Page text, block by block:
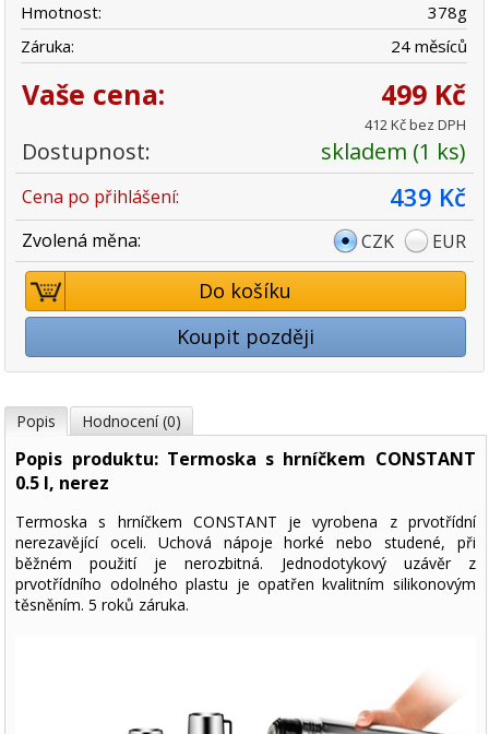
Hmotnost:
378g
Záruka:
24 měsíců
Vaše cena: 499 Kč
412 Kč bez DPH
Dostupnost: skladem (1 ks)
Cena po přihlášení: 439 Kč
Zvolená měna: CZK EUR
Do košíku
Koupit později
Popis Hodnocení (0)
Popis produktu: Termoska s hrníčkem CONSTANT
0.5 l, nerez
Termoska s hrníčkem CONSTANT je vyrobena z prvotřídní
nerezavějící oceli. Uchová nápoje horké nebo studené, při
běžném použití je nerozbitná. Jednodotykový uzávěr z
prvotřídního odolného plastu je opatřen kvalitním silikonovým
těsněním. 5 roků záruka.